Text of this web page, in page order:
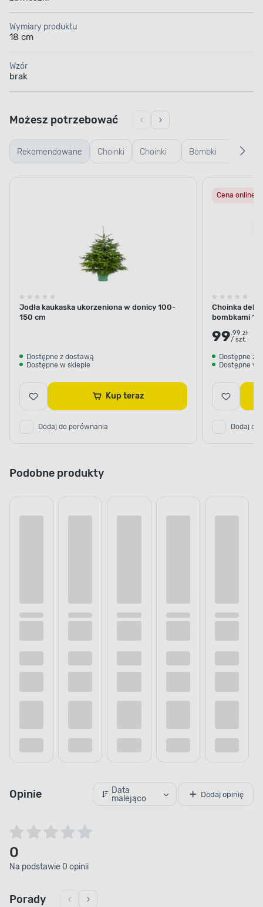
Wymiary produktu
18 cm
Wzór
brak
Rekomendowane Choinki
żywe
Choinki
sztuczne
Bombki
plastikowe
Możesz potrzebować
Jodła kaukaska ukorzeniona w donicy 100-
150 cm
Dostępne z dostawą
Dostępne w sklepie
Kup teraz
Dodaj do porównania
Cena online
Choinka
bombkami
99.99 zł
/ szt.
Dostępne z
Dostępne w
Dodaj do
Podobne produkty
Opinie
Data
malejąco
Dodaj opinię
0
Na podstawie 0 opinii
Porady